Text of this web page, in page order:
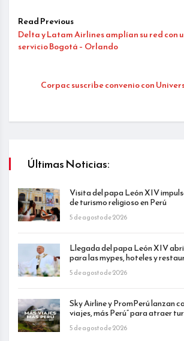
Read Previous
Delta y Latam Airlines amplían su red con
servicio Bogotá – Orlando
Corpac suscribe convenio con
Últimas Noticias:
Visita del papa León XIV
de turismo religioso en Perú
5 de agosto de 2026
Llegada del papa León XIV
para las mypes, hoteles y
5 de agosto de 2026
Sky Airline y PromPerú lanzan
viajes, más Perú” para atraer
5 de agosto de 2026